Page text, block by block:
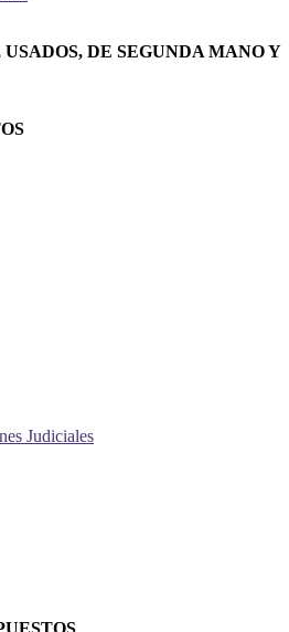
DE SEGUNDA MANO Y
Judiciales